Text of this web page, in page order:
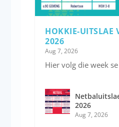
HOKKIE-UITSLAE
2026
Aug 7, 2026
Hier volg die week
2026
Aug 7, 2026